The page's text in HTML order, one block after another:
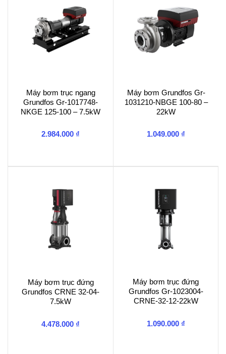
Máy bơm trục ngang
Grundfos Gr-1017748-
NKGE 125-100 – 7.5kW
2.984.000 ₫
Máy bơm Grundfos Gr-
1031210-NBGE 100-80 –
22kW
1.049.000 ₫
Máy bơm trục đứng
Grundfos CRNE 32-04-
7.5kW
4.478.000 ₫
Máy bơm trục đứng
Grundfos Gr-1023004-
CRNE-32-12-22kW
1.090.000 ₫